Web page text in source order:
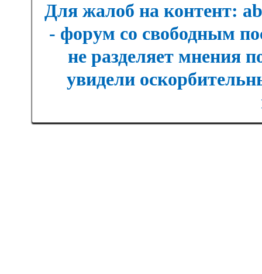
Для жалоб на контент:
- форум со свободным
не разделяет мнения
увидели